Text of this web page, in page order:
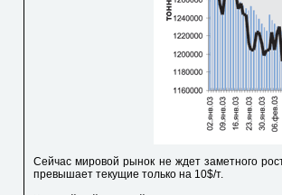
Сейчас мировой рынок не ждет заметного
превышает текущие только на 10$/т.